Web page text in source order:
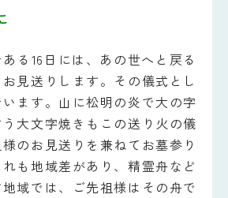
る16日には、あの世へと戻る
見送りします。その儀式とし
ます。山に松明の炎で大の字
大文字焼きもこの送り火の儀
のお見送りを兼ねてお墓参り
も地域差があり、精霊舟など
域では、ご先祖様はその舟で